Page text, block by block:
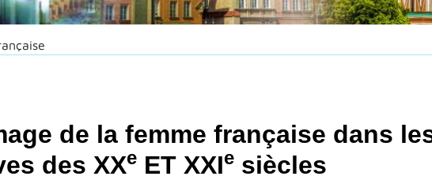
de la femme française dans
des XXe ET XXIe siècles